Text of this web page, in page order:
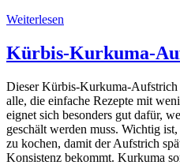
Weiterlesen
Kürbis-Kurkuma-
Dieser Kürbis-Kurkuma-
alle, die einfache Rezepte mit
eignet sich besonders gut dafür,
geschält werden muss. Wichtig
zu kochen, damit der Aufstrich
Konsistenz bekommt. Kurkuma